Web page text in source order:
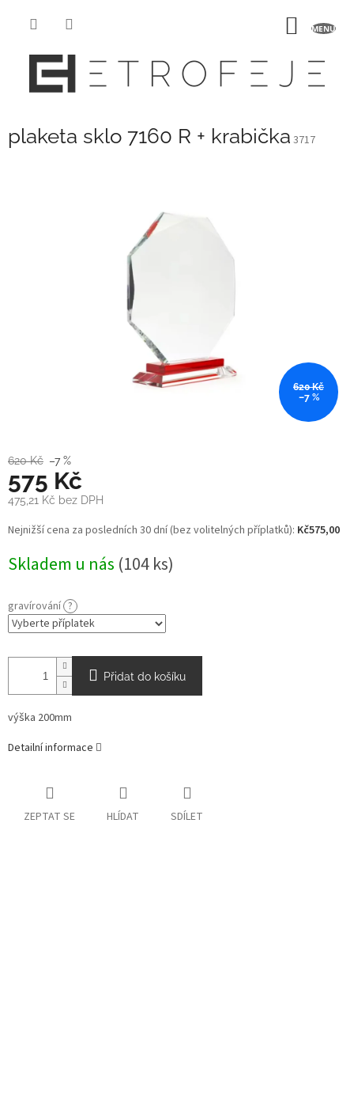
plaketa sklo 7160 R + krabička 3717
620 Kč
–7 %
620 Kč –7 %
575 Kč
475,21 Kč bez DPH
Měrná
cena:
Nejnižší cena za posledních 30 dní (bez volitelných příplatků): Kč575,00
Skladem u nás (104 ks)
gravírování ?
Přidat do košíku
výška 200mm
Detailní informace
ZEPTAT SE HLÍDAT SDÍLET